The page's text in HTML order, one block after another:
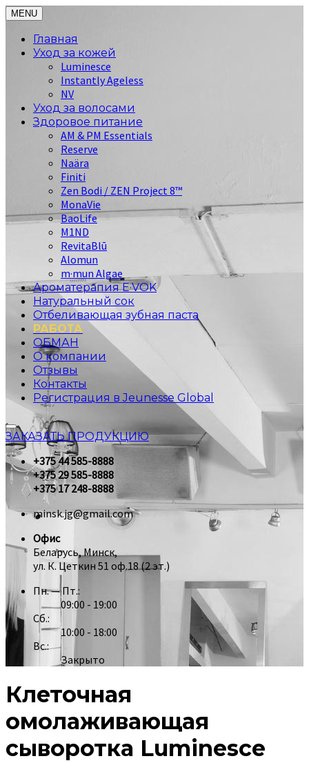
MENU
Главная
Уход за кожей
Luminesce
Instantly Ageless
NV
Уход за волосами
Здоровое питание
AM & PM Essentials
Reserve
Naära
Finiti
Zen Bodi / ZEN Project 8™
MonaVie
BaoLife
M1ND
RevitaBlū
Alomun
m·mun Algae
Ароматерапия E·VOK
Натуральный сок
Отбеливающая зубная паста
РАБОТА
ОБМАН
О компании
Отзывы
Контакты
Регистрация в Jeunesse Global
ЗАКАЗАТЬ ПРОДУКЦИЮ
+375 44 585-8888
+375 29 585-8888
+375 17 248-8888
minsk.jg@gmail.com
Офис
Беларусь, Минск,
ул. К. Цеткин 51 оф.18 (2 эт.)
Пн. — Пт.:
09:00 - 19:00
Сб.:
10:00 - 18:00
Вс.:
Закрыто
Клеточная
омолаживающая
сыворотка Luminesce